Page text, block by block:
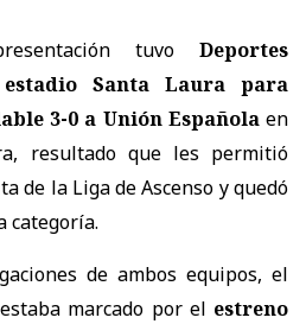
tuvo Deportes
Santa Laura para
3-0 a Unión Españolaen
resultado que les permitió
de la Liga de Ascenso y quedó
categoría.
de ambos equipos, el
marcado por el estreno